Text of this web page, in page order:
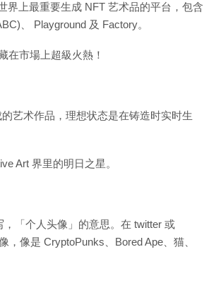
界上最重要生成 NFT 艺术品的平台，包含
、 Playground 及 Factory。
在市場上超級火熱！
艺术作品，理想状态是在铸造时实时生
Art 界里的明日之星。
，「个人头像」的意思。在 twitter 或
，像是 CryptoPunks、Bored Ape、猫、